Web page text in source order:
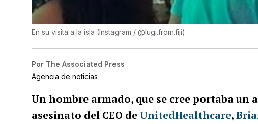
En su visita a la isla (Instagram / @lugi.from.fiji)
Por The Associated Press
Agencia de noticias
Un hombre armado, que se cree portaba
asesinato del CEO deUnitedHealthcare,